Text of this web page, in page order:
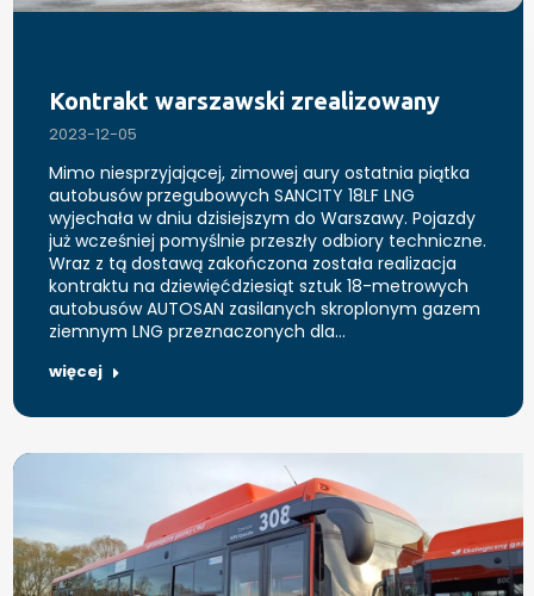
Kontrakt warszawski zrealizowany
2023-12-05
Mimo niesprzyjającej, zimowej aury ostatnia piątka
autobusów przegubowych SANCITY 18LF LNG
wyjechała w dniu dzisiejszym do Warszawy. Pojazdy
już wcześniej pomyślnie przeszły odbiory techniczne.
Wraz z tą dostawą zakończona została realizacja
kontraktu na dziewięćdziesiąt sztuk 18-metrowych
autobusów AUTOSAN zasilanych skroplonym gazem
ziemnym LNG przeznaczonych dla…
więcej